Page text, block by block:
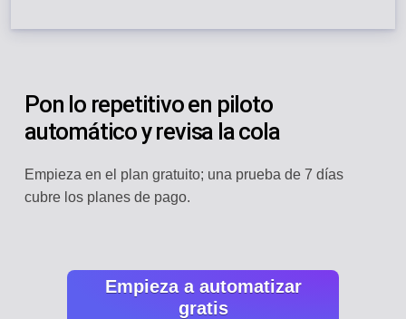
Pon lo repetitivo en piloto
automático y revisa la cola
Empieza en el plan gratuito; una prueba de 7 días
cubre los planes de pago.
Empieza a automatizar
gratis